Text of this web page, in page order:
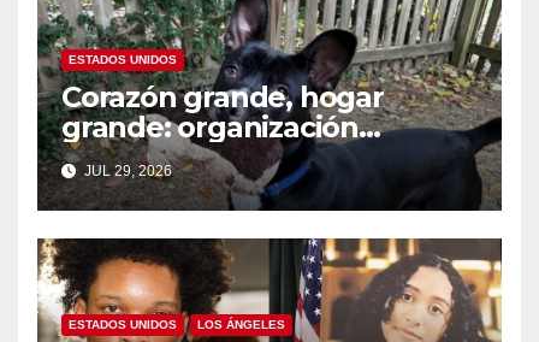
ESTADOS UNIDOS
Corazón grande, hogar
grande: organización
nacional busca familias
temporales para perros
grandes en el Día Nacional
del Perro Mestizo
JUL 29, 2026
ESTADOS UNIDOS LOS ÁNGELES